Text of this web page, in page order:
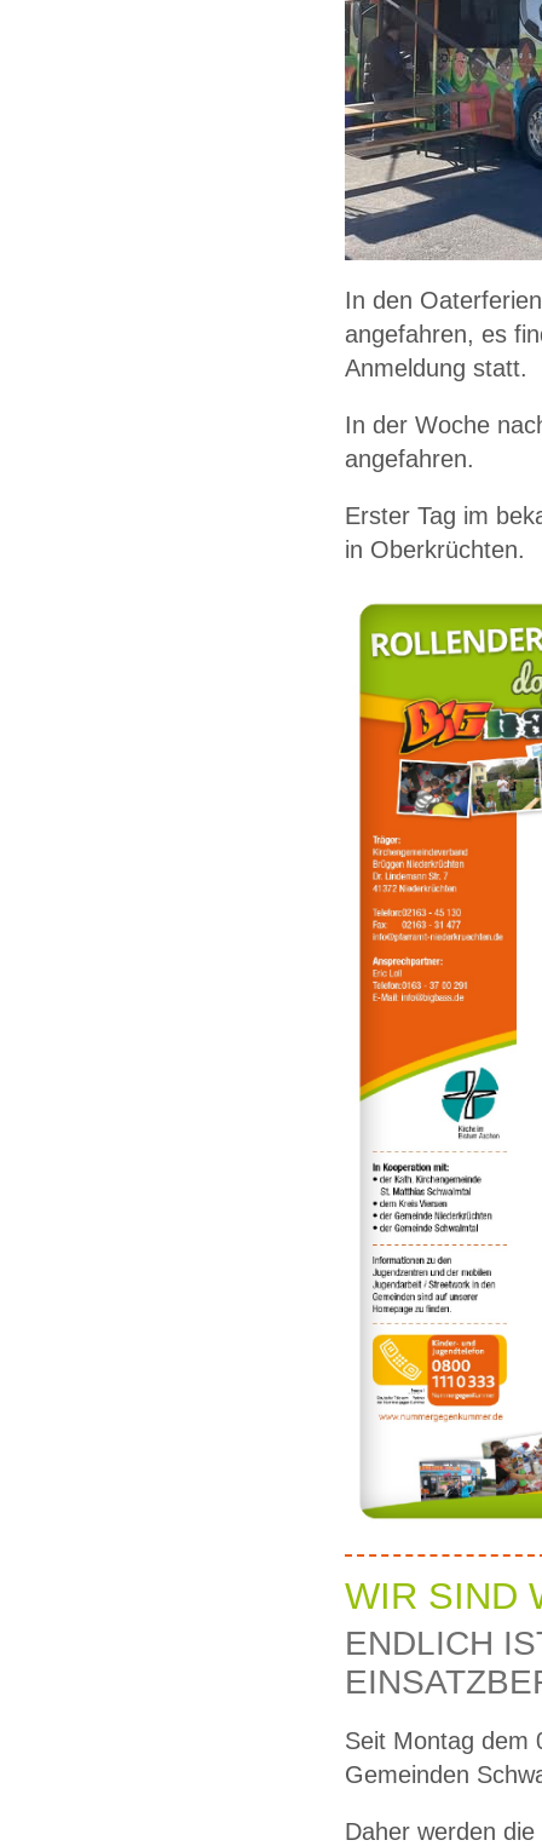
In den
angefahren, es
Anmeldung statt.
In der Woche
angefahren.
Erster Tag im
in Oberkrüchten.
WIR SIND
ENDLICH
Seit Montag dem
Gemeinden
Daher werden